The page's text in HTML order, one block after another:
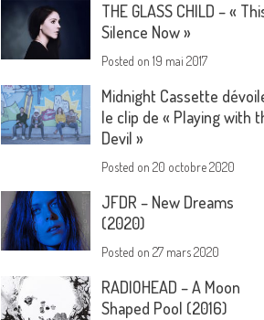
THE GLASS CHILD – «
Silence Now »
Posted on19 mai 2017
Midnight Cassette
le clip de « Playing with
Devil »
Posted on20 octobre 2020
JFDR – New Dreams
(2020)
Posted on27 mars 2020
RADIOHEAD – A Moon
Shaped Pool (2016)